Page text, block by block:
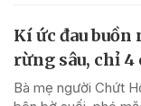
Kí ức đau
rừng sâu, chỉ 4
Bà mẹ người Chứt